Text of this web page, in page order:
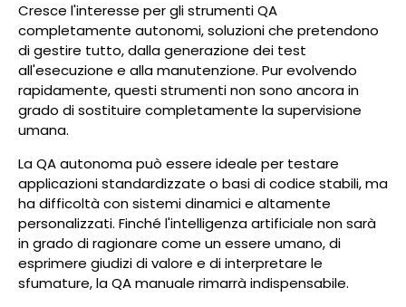
Cresce l'interesse per gli strumenti QA
completamente autonomi, soluzioni che pretendono
di gestire tutto, dalla generazione dei test
all'esecuzione e alla manutenzione. Pur evolvendo
rapidamente, questi strumenti non sono ancora in
grado di sostituire completamente la supervisione
umana.
La QA autonoma può essere ideale per testare
applicazioni standardizzate o basi di codice stabili, ma
ha difficoltà con sistemi dinamici e altamente
personalizzati. Finché l'intelligenza artificiale non sarà
in grado di ragionare come un essere umano, di
esprimere giudizi di valore e di interpretare le
sfumature, la QA manuale rimarrà indispensabile.